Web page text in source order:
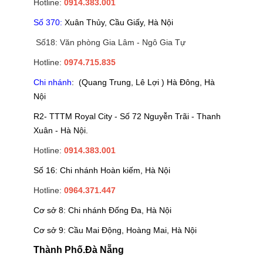
Hotline: 0914.383.001
Số 370: Xuân Thủy, Cầu Giấy, Hà Nội
Số18: Văn phòng Gia Lâm - Ngô Gia Tự
Hotline: 0974.715.835
Chi nhánh: (Quang Trung, Lê Lợi ) Hà Đông, Hà
Nội
R2- TTTM Royal City - Số 72 Nguyễn Trãi - Thanh
Xuân - Hà Nội.
Hotline: 0914.383.001
Số 16: Chi nhánh Hoàn kiếm, Hà Nội
Hotline: 0964.371.447
Cơ sở 8: Chi nhánh Đống Đa, Hà Nội
Cơ sở 9: Cầu Mai Động, Hoàng Mai, Hà Nội
Thành Phố.Đà Nẵng